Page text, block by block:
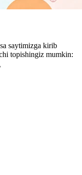
saytimizga kirib
topishingiz mumkin: